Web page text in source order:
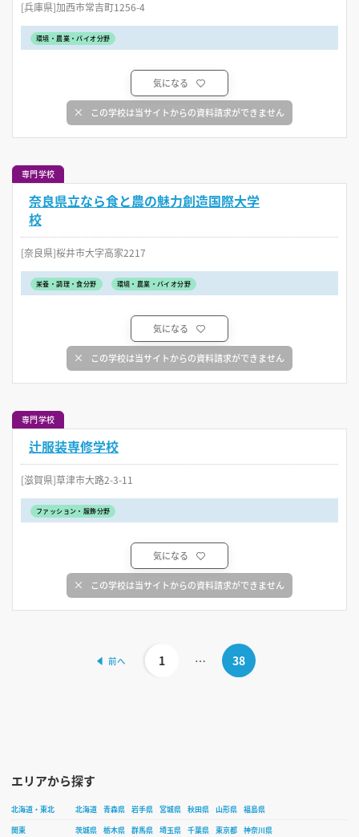
[兵庫県]加西市常吉町1256-4
環境・農業・バイオ分野
気になる
この学校は当サイトからの資料請求ができません
専門学校
奈良県立なら食と農の魅力創造国際大学
校
[奈良県]桜井市大字高家2217
栄養・調理・食分野 環境・農業・バイオ分野
気になる
この学校は当サイトからの資料請求ができません
専門学校
辻服装専修学校
[滋賀県]草津市大路2-3-11
ファッション・服飾分野
気になる
この学校は当サイトからの資料請求ができません
1 … 38
エリアから探す
北海道・東北 北海道 青森県 岩手県 宮城県 秋田県 山形県
福島県
関東
茨城県 栃木県 群馬県 埼玉県 千葉県 東京都
神奈川県